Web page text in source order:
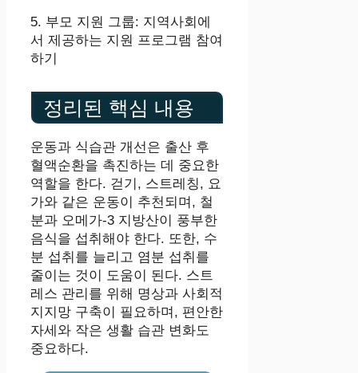
5. 부모 지원 그룹: 지역사회에
서 제공하는 지원 프로그램 참여
하기
정리된 핵심 내용
운동과 식습관 개선은 출산 후
혈액순환을 촉진하는 데 중요한
역할을 한다. 걷기, 스트레칭, 요
가와 같은 운동이 추천되며, 철
분과 오메가-3 지방산이 풍부한
음식을 섭취해야 한다. 또한, 수
분 섭취를 늘리고 염분 섭취를
줄이는 것이 도움이 된다. 스트
레스 관리를 위해 명상과 사회적
지지망 구축이 필요하며, 편안한
자세와 작은 생활 습관 변화도
중요하다.